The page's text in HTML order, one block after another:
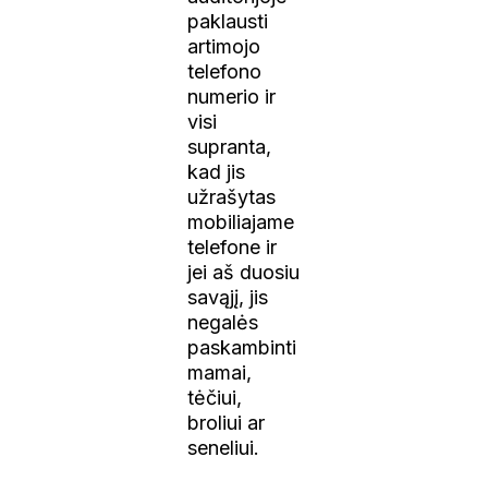
paklausti
artimojo
telefono
numerio ir
visi
supranta,
kad jis
užrašytas
mobiliajame
telefone ir
jei aš duosiu
savąjį, jis
negalės
paskambinti
mamai,
tėčiui,
broliui ar
seneliui.